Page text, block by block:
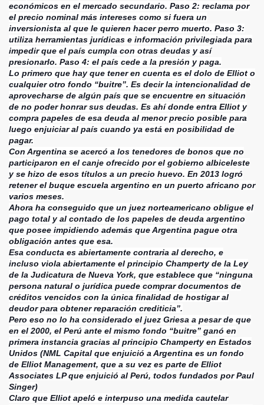
económicos en el mercado secundario. Paso 2: reclama por
el precio nominal más intereses como si fuera un
inversionista al que le quieren hacer perro muerto. Paso 3:
utiliza herramientas jurídicas e información privilegiada para
impedir que el país cumpla con otras deudas y así
presionarlo. Paso 4: el país cede a la presión y paga.
Lo primero que hay que tener en cuenta es el dolo de Elliot o
cualquier otro fondo “buitre”. Es decir la intencionalidad de
aprovecharse de algún país que se encuentre en situación
de no poder honrar sus deudas. Es ahí donde entra Elliot y
compra papeles de esa deuda al menor precio posible para
luego enjuiciar al país cuando ya está en posibilidad de
pagar.
Con Argentina se acercó a los tenedores de bonos que no
participaron en el canje ofrecido por el gobierno albiceleste
y se hizo de esos títulos a un precio huevo. En 2013 logró
retener el buque escuela argentino en un puerto africano por
varios meses.
Ahora ha conseguido que un juez norteamericano obligue el
pago total y al contado de los papeles de deuda argentino
que posee impidiendo además que Argentina pague otra
obligación antes que esa.
Esa conducta es abiertamente contraria al derecho, e
incluso viola abiertamente el principio Champerty de la Ley
de la Judicatura de Nueva York, que establece que “ninguna
persona natural o jurídica puede comprar documentos de
créditos vencidos con la única finalidad de hostigar al
deudor para obtener reparación crediticia”.
Pero eso no lo ha considerado el juez Griesa a pesar de que
en el 2000, el Perú ante el mismo fondo “buitre” ganó en
primera instancia gracias al principio Champerty en Estados
Unidos (NML Capital que enjuició a Argentina es un fondo
de Elliot Management, que a su vez es parte de Elliot
Associates LP que enjuició al Perú, todos fundados por Paul
Singer)
Claro que Elliot apeló e interpuso una medida cautelar